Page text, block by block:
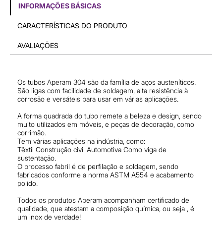
INFORMAÇÕES BÁSICAS
CARACTERÍSTICAS DO PRODUTO
AVALIAÇÕES
Os tubos Aperam 304 são da família de aços austeníticos.
São ligas com facilidade de soldagem, alta resistência à
corrosão e versáteis para usar em várias aplicações.
A forma quadrada do tubo remete a beleza e design, sendo
muito utilizados em móveis, e peças de decoração, como
corrimão.
Tem várias aplicações na indústria, como:
Têxtil Construção civil Automotiva Como viga de
sustentação.
O processo fabril é de perfilação e soldagem, sendo
fabricados conforme a norma ASTM A554 e acabamento
polido.
Todos os produtos Aperam acompanham certificado de
qualidade, que atestam a composição química, ou seja , é
um inox de verdade!